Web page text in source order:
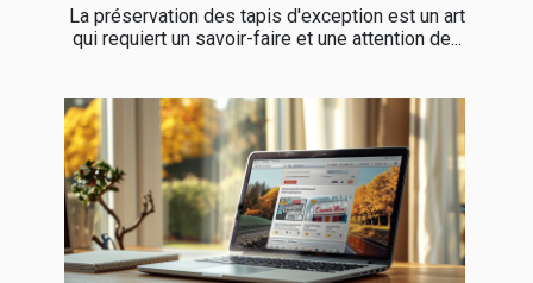
La préservation des tapis d'exception est un art
qui requiert un savoir-faire et une attention de...